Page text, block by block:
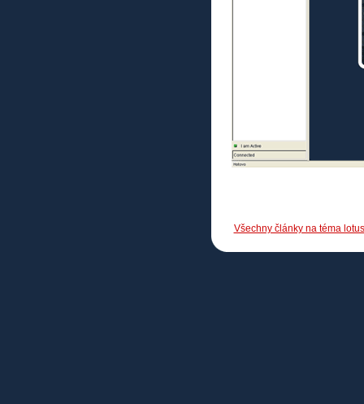
Všechny články na téma